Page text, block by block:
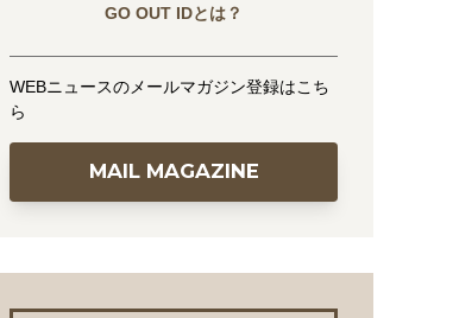
GO OUT IDとは？
WEBニュースのメールマガジン登録はこち
ら
MAIL MAGAZINE